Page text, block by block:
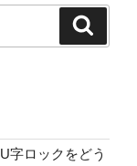
字ロックをどう